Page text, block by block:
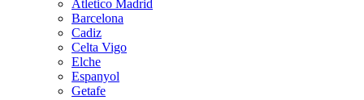
Atletico Madrid
Barcelona
Cadiz
Celta Vigo
Elche
Espanyol
Getafe